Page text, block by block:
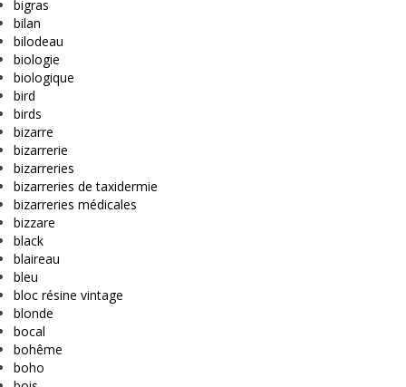
bigras
bilan
bilodeau
biologie
biologique
bird
birds
bizarre
bizarrerie
bizarreries
bizarreries de taxidermie
bizarreries médicales
bizzare
black
blaireau
bleu
bloc résine vintage
blonde
bocal
bohême
boho